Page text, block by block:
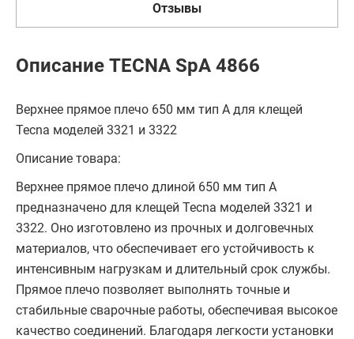
Отзывы
Описание TECNA SpA 4866
Верхнее прямое плечо 650 мм тип A для клещей
Tecna моделей 3321 и 3322
Описание товара:
Верхнее прямое плечо длиной 650 мм тип A
предназначено для клещей Tecna моделей 3321 и
3322. Оно изготовлено из прочных и долговечных
материалов, что обеспечивает его устойчивость к
интенсивным нагрузкам и длительный срок службы.
Прямое плечо позволяет выполнять точные и
стабильные сварочные работы, обеспечивая высокое
качество соединений. Благодаря легкости установки